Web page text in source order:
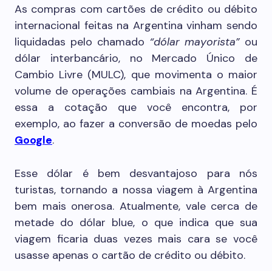
As compras com cartões de crédito ou débito
internacional feitas na Argentina vinham sendo
liquidadas pelo chamado “dólar mayorista” ou
dólar interbancário, no Mercado Único de
Cambio Livre (MULC), que movimenta o maior
volume de operações cambiais na Argentina. É
essa a cotação que você encontra, por
exemplo, ao fazer a conversão de moedas pelo
Google.
Esse dólar é bem desvantajoso para nós
turistas, tornando a nossa viagem à Argentina
bem mais onerosa. Atualmente, vale cerca de
metade do dólar blue, o que indica que sua
viagem ficaria duas vezes mais cara se você
usasse apenas o cartão de crédito ou débito.